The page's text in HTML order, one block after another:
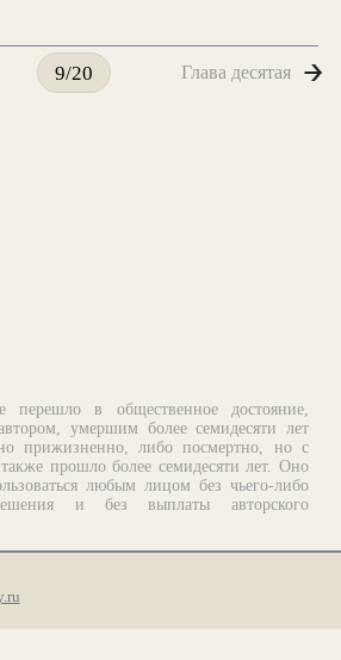
9/20 Глава десятая
перешло в общественное достояние,
умершим более семидесяти лет
прижизненно, либо посмертно, но с
прошло более семидесяти лет. Оно
любым лицом без чьего-либо
и без выплаты авторского